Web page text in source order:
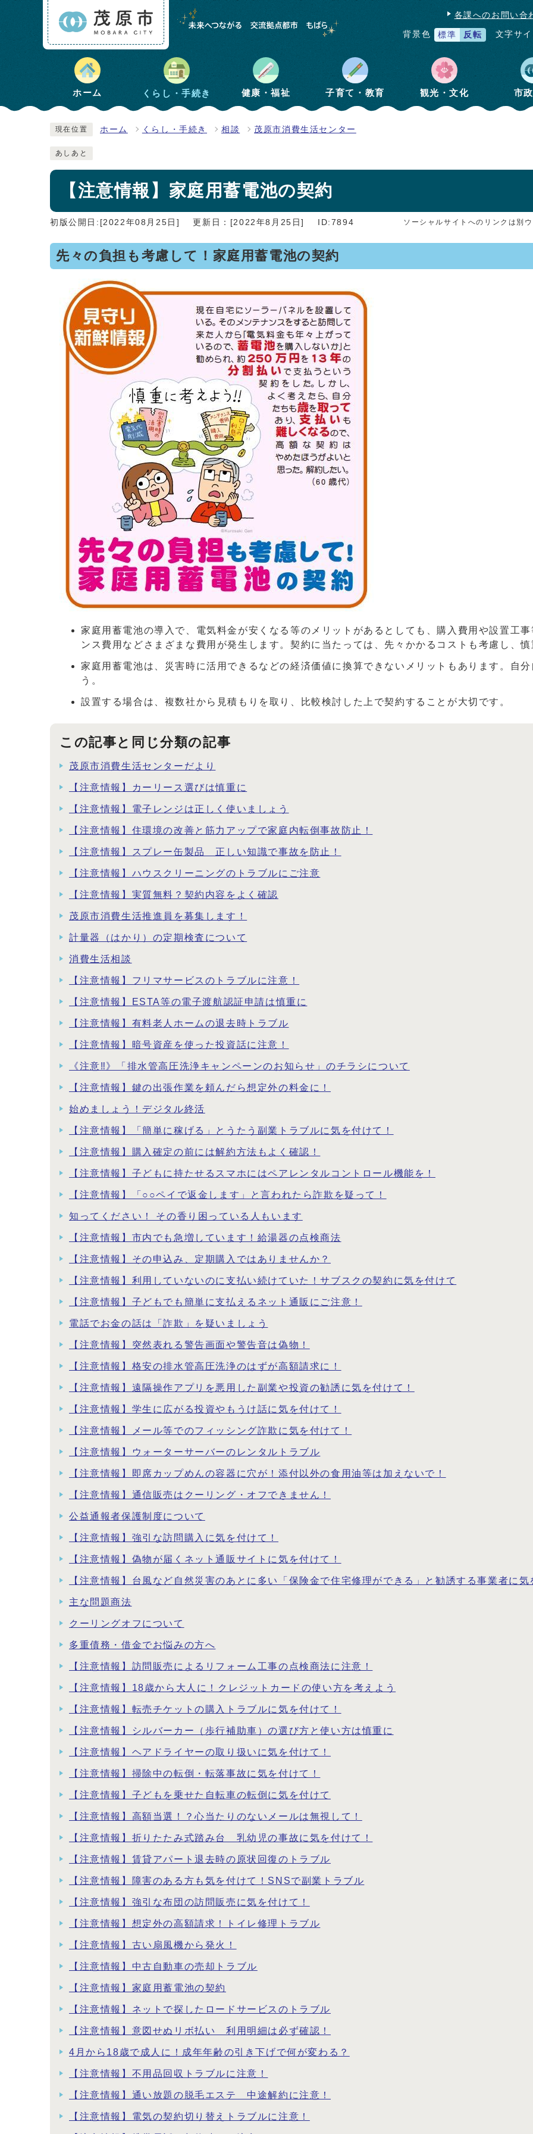
各課へのお問い合
背景色 標準 反転 文字サ
ホーム くらし・手続き 健康・福祉 子育て・教育 観光・文化 市
現在位置 ホーム くらし・手続き 相談 茂原市消費生活センター
あしあと
【注意情報】家庭用蓄電池の契約
初版公開日:[2022年08月25日] 更新日：[2022年8月25日] ID:7894 ソーシャルサイトへのリンクは別
先々の負担も考慮して！家庭用蓄電池の契約
家庭用蓄電池の導入で、電気料金が安くなる等のメリットがあるとしても、購入費用や設置工
ンス費用などさまざまな費用が発生します。契約に当たっては、先々かかるコストも考慮し、
家庭用蓄電池は、災害時に活用できるなどの経済価値に換算できないメリットもあります。自
う。
設置する場合は、複数社から見積もりを取り、比較検討した上で契約することが大切です。
この記事と同じ分類の記事
茂原市消費生活センターだより
【注意情報】カーリース選びは慎重に
【注意情報】電子レンジは正しく使いましょう
【注意情報】住環境の改善と筋力アップで家庭内転倒事故防止！
【注意情報】スプレー缶製品 正しい知識で事故を防止！
【注意情報】ハウスクリーニングのトラブルにご注意
【注意情報】実質無料？契約内容をよく確認
茂原市消費生活推進員を募集します！
計量器（はかり）の定期検査について
消費生活相談
【注意情報】フリマサービスのトラブルに注意！
【注意情報】ESTA等の電子渡航認証申請は慎重に
【注意情報】有料老人ホームの退去時トラブル
【注意情報】暗号資産を使った投資話に注意！
《注意‼》「排水管高圧洗浄キャンペーンのお知らせ」のチラシについて
【注意情報】鍵の出張作業を頼んだら想定外の料金に！
始めましょう！デジタル終活
【注意情報】「簡単に稼げる」とうたう副業トラブルに気を付けて！
【注意情報】購入確定の前には解約方法もよく確認！
【注意情報】子どもに持たせるスマホにはペアレンタルコントロール機能を！
【注意情報】「○○ペイで返金します」と言われたら詐欺を疑って！
知ってください！ その香り困っている人もいます
【注意情報】市内でも急増しています！給湯器の点検商法
【注意情報】その申込み、定期購入ではありませんか？
【注意情報】利用していないのに支払い続けていた！サブスクの契約に気を付けて
【注意情報】子どもでも簡単に支払えるネット通販にご注意！
電話でお金の話は「詐欺」を疑いましょう
【注意情報】突然表れる警告画面や警告音は偽物！
【注意情報】格安の排水管高圧洗浄のはずが高額請求に！
【注意情報】遠隔操作アプリを悪用した副業や投資の勧誘に気を付けて！
【注意情報】学生に広がる投資やもうけ話に気を付けて！
【注意情報】メール等でのフィッシング詐欺に気を付けて！
【注意情報】ウォーターサーバーのレンタルトラブル
【注意情報】即席カップめんの容器に穴が！添付以外の食用油等は加えないで！
【注意情報】通信販売はクーリング・オフできません！
公益通報者保護制度について
【注意情報】強引な訪問購入に気を付けて！
【注意情報】偽物が届くネット通販サイトに気を付けて！
【注意情報】台風など自然災害のあとに多い「保険金で住宅修理ができる」と勧誘する事業者に気
主な問題商法
クーリングオフについて
多重債務・借金でお悩みの方へ
【注意情報】訪問販売によるリフォーム工事の点検商法に注意！
【注意情報】18歳から大人に！クレジットカードの使い方を考えよう
【注意情報】転売チケットの購入トラブルに気を付けて！
【注意情報】シルバーカー（歩行補助車）の選び方と使い方は慎重に
【注意情報】ヘアドライヤーの取り扱いに気を付けて！
【注意情報】掃除中の転倒・転落事故に気を付けて！
【注意情報】子どもを乗せた自転車の転倒に気を付けて
【注意情報】高額当選！？心当たりのないメールは無視して！
【注意情報】折りたたみ式踏み台 乳幼児の事故に気を付けて！
【注意情報】賃貸アパート退去時の原状回復のトラブル
【注意情報】障害のある方も気を付けて！SNSで副業トラブル
【注意情報】強引な布団の訪問販売に気を付けて！
【注意情報】想定外の高額請求！トイレ修理トラブル
【注意情報】古い扇風機から発火！
【注意情報】中古自動車の売却トラブル
【注意情報】家庭用蓄電池の契約
【注意情報】ネットで探したロードサービスのトラブル
【注意情報】意図せぬリボ払い 利用明細は必ず確認！
4月から18歳で成人に！成年年齢の引き下げで何が変わる？
【注意情報】不用品回収トラブルに注意！
【注意情報】通い放題の脱毛エステ 中途解約に注意！
【注意情報】電気の契約切り替えトラブルに注意！